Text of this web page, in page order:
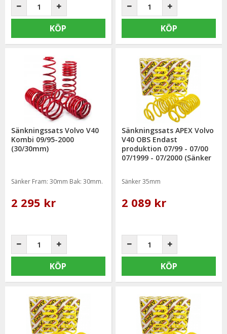
KÖP KÖP
Sänkningssats Volvo V40
Kombi 09/95-2000
(30/30mm)
Sänker Fram: 30mm Bak: 30mm.
2 295 kr
KÖP
Sänkningssats APEX Volvo
V40 OBS Endast
produktion 07/99 - 07/00
07/1999 - 07/2000 (Sänker
Sänker 35mm
2 089 kr
KÖP